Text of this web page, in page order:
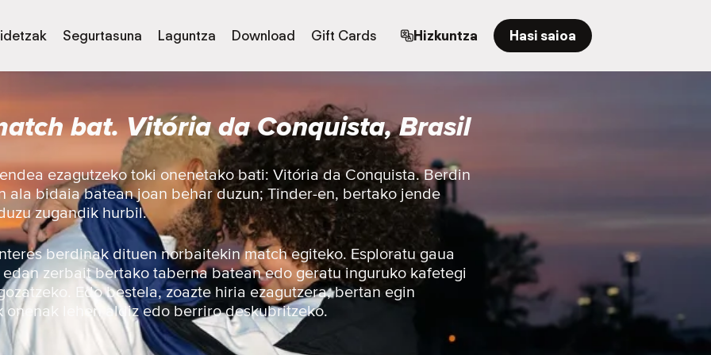
Segurtasuna Laguntza Download Gift Cards Hizkuntza Hasi saioa
bat. Vitória da Conquista, Brasil
ezagutzeko toki onenetako bati: Vitória da Conquista. Berdin
ala bidaia batean joan behar duzun; Tinder-en, bertako jende
zugandik hurbil.
berdinak dituen norbaitekin match egiteko. Esploratu gaua
edan zerbait bertako taberna batean edo geratu inguruko kafetegi
Edo bestela, zoazte hiria ezagutzera, bertan egin
onenak lehen aldiz edo berriro deskubritzeko.